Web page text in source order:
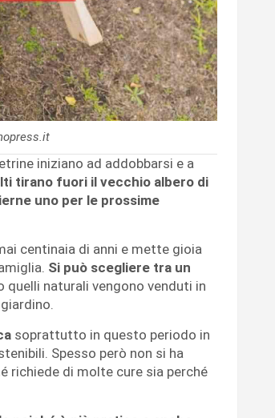
iniziano ad addobbarsi e a
tirano fuori il vecchio albero di
uno per le prossime
centinaia di anni e mette gioia
Si può scegliere tra un
quelli naturali vengono venduti in
soprattutto in questo periodo in
Spesso però non si ha
richiede di molte cure sia perché